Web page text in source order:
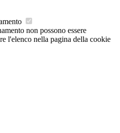
non possono essere
l'elenco nella pagina della cookie